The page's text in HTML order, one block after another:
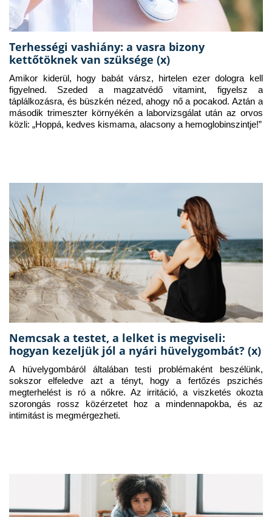
Terhességi vashiány: a vasra bizony
kettőtöknek van szüksége (x)
Amikor kiderül, hogy babát vársz, hirtelen ezer dologra kell
figyelned. Szeded a magzatvédő vitamint, figyelsz a
táplálkozásra, és büszkén nézed, ahogy nő a pocakod. Aztán a
második trimeszter környékén a laborvizsgálat után az orvos
közli: „Hoppá, kedves kismama, alacsony a hemoglobinszintje!”
Nemcsak a testet, a lelket is megviseli:
hogyan kezeljük jól a nyári hüvelygombát? (x)
A hüvelygombáról általában testi problémaként beszélünk,
sokszor elfeledve azt a tényt, hogy a fertőzés pszichés
megterhelést is ró a nőkre. Az irritáció, a viszketés okozta
szorongás rossz közérzetet hoz a mindennapokba, és az
intimitást is megmérgezheti.